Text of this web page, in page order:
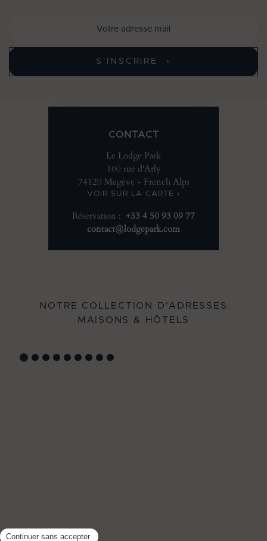
CONTACT
Le Lodge Park
100 rue d'Arly
74120 Megève - French Alps
VOIR SUR LA CARTE ›
Réservation : +33 4 50 93 09 77
contact@lodgepark.com
NOTRE COLLECTION D'ADRESSES
MAISONS & HÔTELS
SAINT BARTH - FRENCH WEST